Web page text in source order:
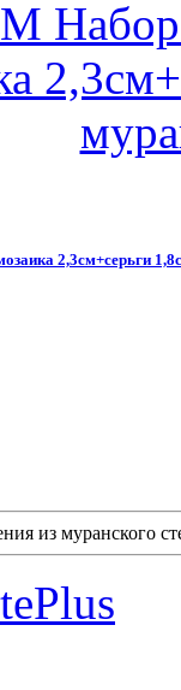
2,3см+серьги
из муранского